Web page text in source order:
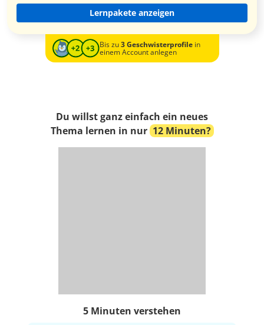
Lernpakete anzeigen
Bis zu3 Geschwisterprofilein
einem Account anlegen
Du willst ganz einfach ein neues
Thema lernen in nur 12 Minuten?
5 Minuten verstehen